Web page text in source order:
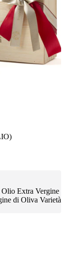
Extra Vergine
di Oliva Varietà